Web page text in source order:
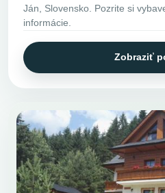
Ján, Slovensko. Pozrite si
informácie.
Zobraziť